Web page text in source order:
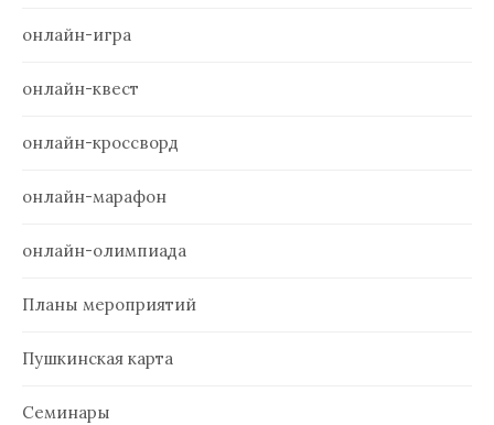
онлайн-игра
онлайн-квест
онлайн-кроссворд
онлайн-марафон
онлайн-олимпиада
Планы мероприятий
Пушкинская карта
Семинары